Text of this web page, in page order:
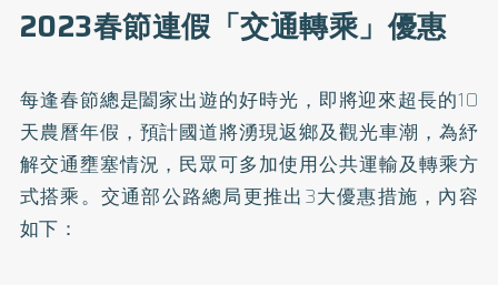
2023春節連假「交通轉乘」優惠
每逢春節總是闔家出遊的好時光，即將迎來超長的10
天農曆年假，預計國道將湧現返鄉及觀光車潮，為紓
解交通壅塞情況，民眾可多加使用公共運輸及轉乘方
式搭乘。交通部公路總局更推出3大優惠措施，內容
如下：